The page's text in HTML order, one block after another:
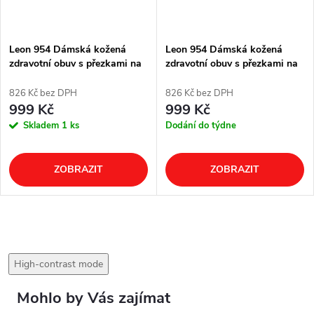
Leon 954 Dámská kožená
zdravotní obuv s přezkami na
826 Kč bez DPH
999 Kč
Skladem 1 ks
ZOBRAZIT
Leon 954 Dámská kožená
zdravotní obuv s přezkami na
826 Kč bez DPH
999 Kč
Dodání do týdne
ZOBRAZIT
High-contrast mode
Mohlo by Vás zajímat